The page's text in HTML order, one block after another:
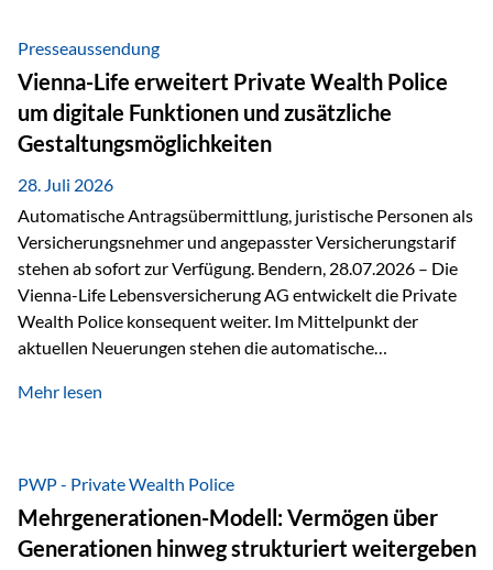
administrative Aufgaben, beschleunigen Abläufe und
schaffen mehr Zeit für das Wesentliche: die persönliche
Beratung. Gerade deshalb wird die individuelle Betreuung
zum entscheidenden Erfolgsfaktor. Technologie kann
unterstützen, Vertrauen entsteht jedoch weiterhin im
persönlichen Gespräch. Bei der Vienna-Life reagieren…
Presseaussendung
Vienna-Life erweitert Private Wealth Police
um digitale Funktionen und zusätzliche
Gestaltungsmöglichkeiten
28. Juli 2026
Automatische Antragsübermittlung, juristische Personen als
Versicherungsnehmer und angepasster Versicherungstarif
stehen ab sofort zur Verfügung. Bendern, 28.07.2026 – Die
Vienna-Life Lebensversicherung AG entwickelt die Private
Wealth Police konsequent weiter. Im Mittelpunkt der
aktuellen Neuerungen stehen die automatische
als Versicherungsnehmer einzusetzen, sowie eine
Abwicklung für Vertriebspartner deutlich effizienter
gestaltet. Anträge werden direkt elektronisch übermittelt,
Medienbrüche reduziert und die weitere Bearbeitung
beschleunigt. Ab sofort können auch juristische Personen,
Mehr lesen
PWP - Private Wealth Police
Mehrgenerationen-Modell: Vermögen über
Generationen hinweg strukturiert weitergeben